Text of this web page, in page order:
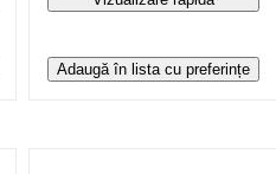
Adaugă în lista cu preferințe